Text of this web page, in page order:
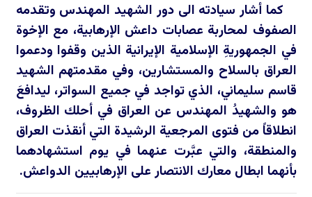
كما أشار سيادته الى دور الشهيد المهندس وتقدمه
الصفوف لمحاربة عصابات داعش الإرهابية، مع الإخوة
في الجمهوريةِ الإسلامية الإيرانية الذين وقفوا ودعموا
العراق بالسلاح والمستشارين، وفي مقدمتهم الشهيد
قاسم سليماني، الذي تواجد في جميع السواتر، ليدافعَ
هو والشهيدُ المهندس عن العراق في أحلك الظروف،
انطلاقاً من فتوى المرجعية الرشيدة التي أنقذت العراق
والمنطقة، والتي عبَّرت عنهما في يوم استشهادهما
بأنهما ابطال معارك الانتصار على الإرهابيين الدواعش.